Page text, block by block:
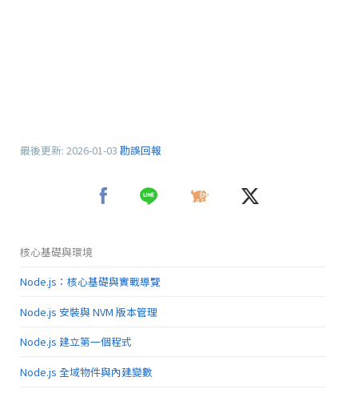
最後更新: 2026-01-03 勘誤回報
核心基礎與環境
Node.js：核心基礎與實戰導覽
Node.js 安裝與 NVM 版本管理
Node.js 建立第一個程式
Node.js 全域物件與內建變數